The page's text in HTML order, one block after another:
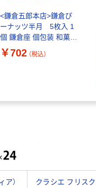
<鎌倉五郎本店>鎌倉ぴ
ーナッツ半月 5枚入 1
個 鎌倉座 個包装 和菓子
手土産 ギフト 母の日 父
の日 おやつ 洋菓子 ゴー
￥702 （税込）
ア）
クラシエ フリス